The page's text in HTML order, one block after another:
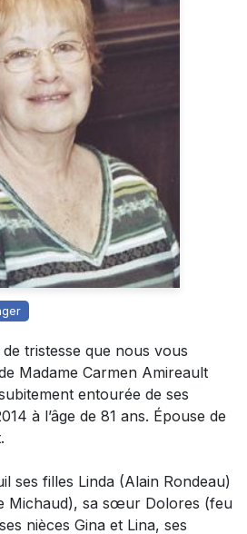
tristesse que nous vous
Madame Carmen Amireault
entourée de ses
à l’âge de 81 ans. Épouse de
ses filles Linda (Alain Rondeau)
Michaud), sa sœur Dolores (feu
nièces Gina et Lina, ses